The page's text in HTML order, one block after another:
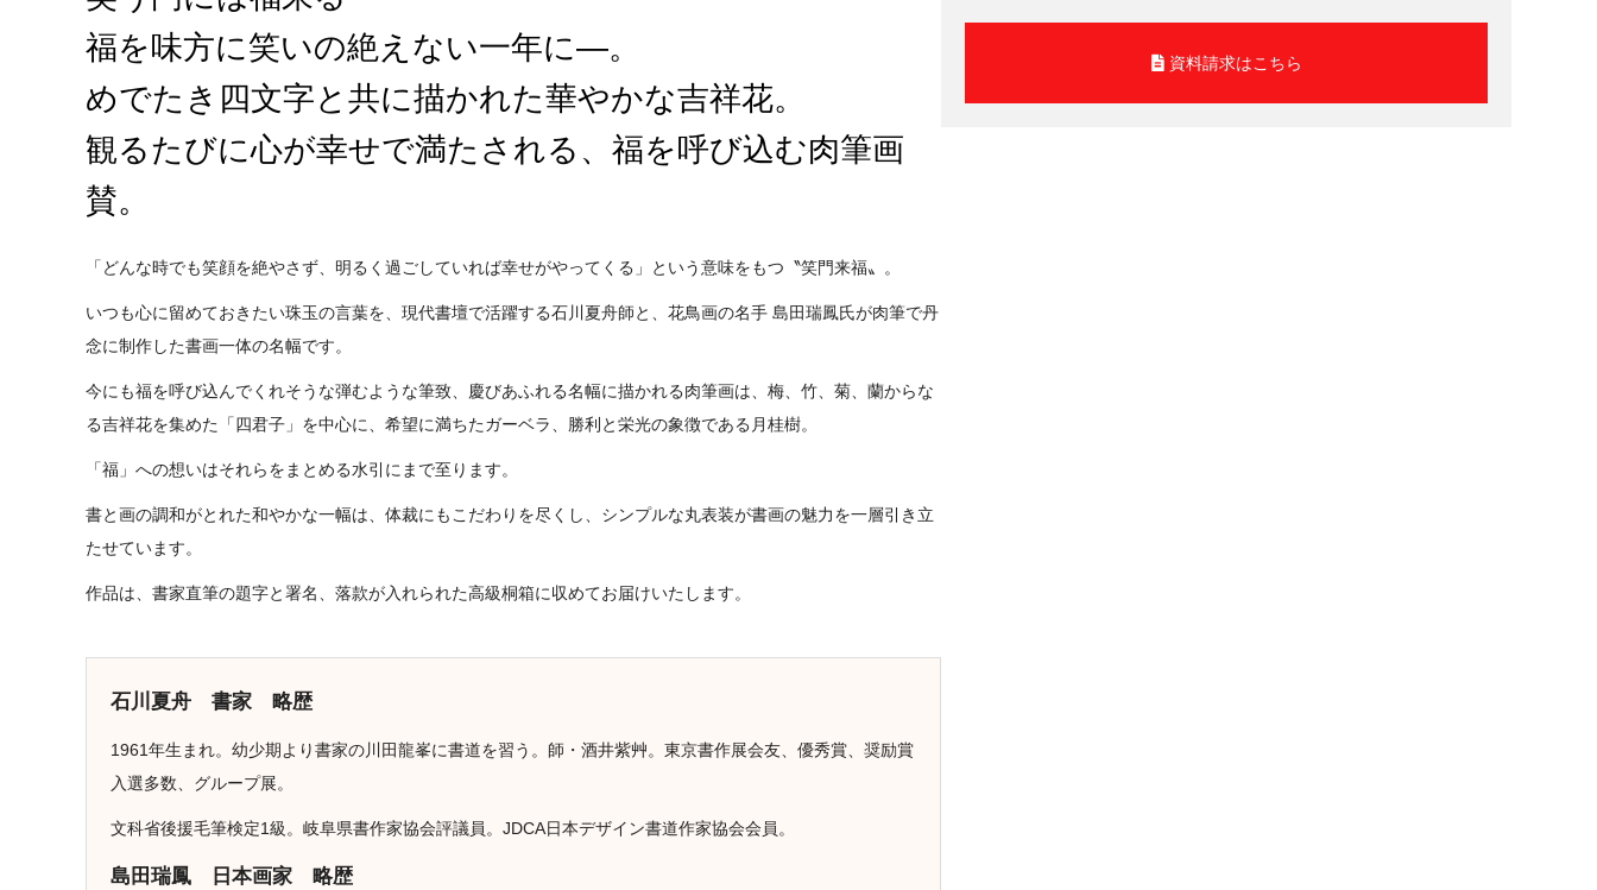
福を味方に笑いの絶えない一年に―。
めでたき四文字と共に描かれた華やかな吉祥花。
観るたびに心が幸せで満たされる、福を呼び込む肉筆画
賛。
「どんな時でも笑顔を絶やさず、明るく過ごしていれば幸せがやってくる」という意味をもつ〝笑門来福〟。
いつも心に留めておきたい珠玉の言葉を、現代書壇で活躍する石川夏舟師と、花鳥画の名手 島田瑞鳳氏が肉筆で丹
念に制作した書画一体の名幅です。
今にも福を呼び込んでくれそうな弾むような筆致、慶びあふれる名幅に描かれる肉筆画は、梅、竹、菊、蘭からな
る吉祥花を集めた「四君子」を中心に、希望に満ちたガーベラ、勝利と栄光の象徴である月桂樹。
「福」への想いはそれらをまとめる水引にまで至ります。
書と画の調和がとれた和やかな一幅は、体裁にもこだわりを尽くし、シンプルな丸表装が書画の魅力を一層引き立
たせています。
作品は、書家直筆の題字と署名、落款が入れられた高級桐箱に収めてお届けいたします。
石川夏舟 書家 略歴
1961年生まれ。幼少期より書家の川田龍峯に書道を習う。師・酒井紫艸。東京書作展会友、優秀賞、奨励賞
入選多数、グループ展。
文科省後援毛筆検定1級。岐阜県書作家協会評議員。JDCA日本デザイン書道作家協会会員。
島田瑞鳳 日本画家 略歴
資料請求はこちら